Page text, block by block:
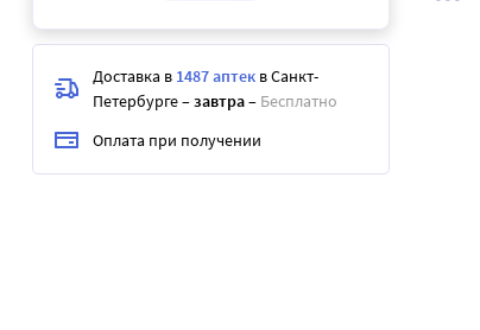
Доставка в 1487 аптек в Санкт-
Петербурге–завтра– Бесплатно
Оплата при получении